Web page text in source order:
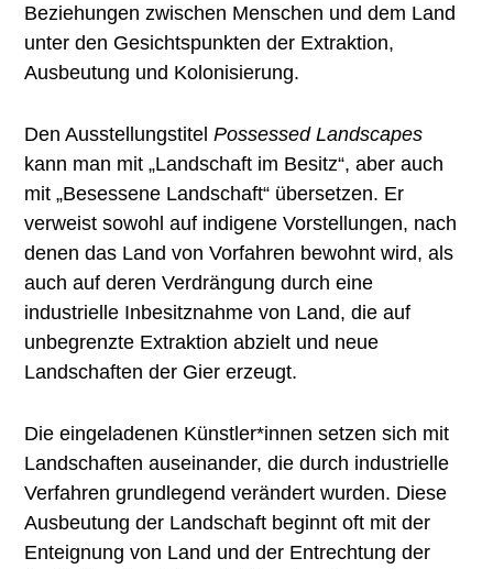
Beziehungen zwischen Menschen und dem Land
unter den Gesichtspunkten der Extraktion,
Ausbeutung und Kolonisierung.
Den AusstellungstitelPossessed Landscapes
kann man mit „Landschaft im Besitz“, aber auch
mit „Besessene Landschaft“ übersetzen. Er
verweist sowohl auf indigene Vorstellungen, nach
denen das Land von Vorfahren bewohnt wird, als
auch auf deren Verdrängung durch eine
industrielle Inbesitznahme von Land, die auf
unbegrenzte Extraktion abzielt und neue
Landschaften der Gier erzeugt.
Die eingeladenen Künstler*innen setzen sich mit
Landschaften auseinander, die durch industrielle
Verfahren grundlegend verändert wurden. Diese
Ausbeutung der Landschaft beginnt oft mit der
Enteignung von Land und der Entrechtung der